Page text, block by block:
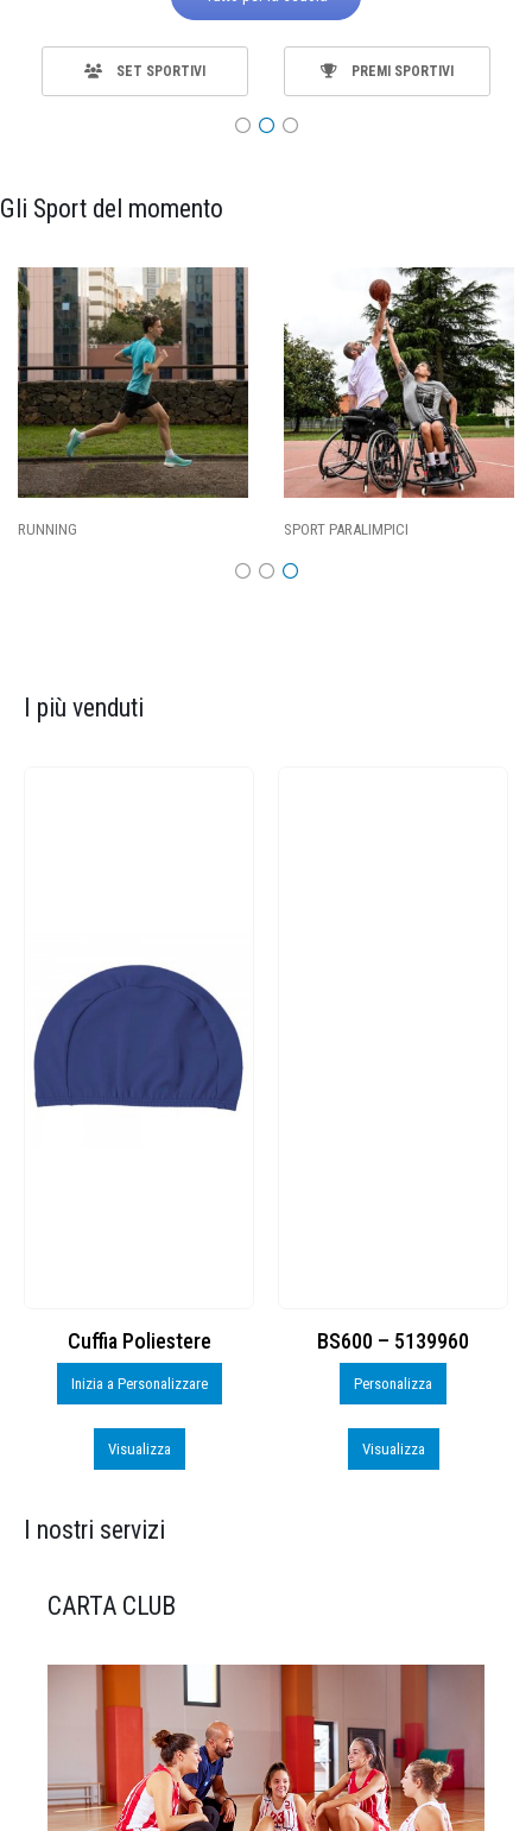
SET SPORTIVI PREMI SPORTIVI
Gli Sport del momento
RUNNING SPORT PARALIMPICI
I più venduti
Cuffia Poliestere
Inizia a Personalizzare
Visualizza
BS600 – 5139960
Personalizza
Visualizza
I nostri servizi
CARTA CLUB